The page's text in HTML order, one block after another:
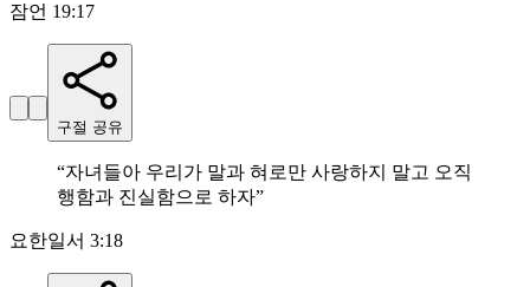
잠언 19:17
구절 공유
“자녀들아 우리가 말과 혀로만 사랑하지 말고 오직
행함과 진실함으로 하자”
요한일서 3:18